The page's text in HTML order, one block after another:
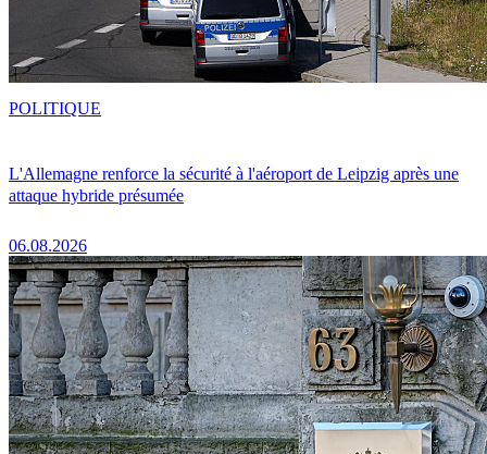
L'Allemagne renforce la sécurité à l'aéroport de Leipzig après une
attaque hybride présumée
06.08.2026
POLITIQUE